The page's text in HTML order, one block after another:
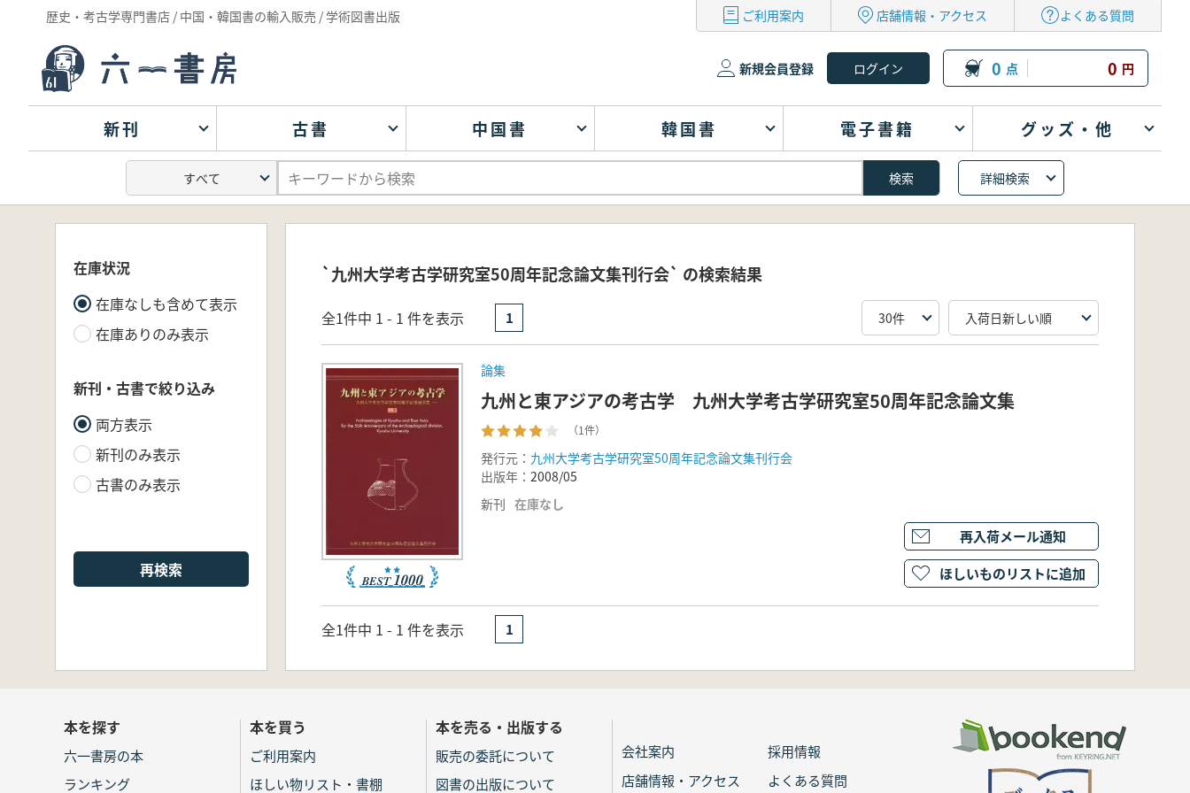
歴史・考古学専門書店 / 中国・韓国書の輸入販売 / 学術図書出版 ご利用案内 店舗情報・アクセス よくある質問
新規会員登録 0 点 0 円
新刊 古書 中国書 韓国書 電子書籍 グッズ・他
詳細検索
在庫状況
在庫なしも含めて表示
在庫ありのみ表示
新刊・古書で絞り込み
両方表示
新刊のみ表示
古書のみ表示
再検索
`九州大学考古学研究室50周年記念論文集刊行会` の検索結果
全1件中 1 - 1 件を表示 1
論集
九州と東アジアの考古学 九州大学考古学研究室50周年記念論文集
（1件）
発行元： 九州大学考古学研究室50周年記念論文集刊行会
出版年： 2008/05
新刊 在庫なし
再入荷メール通知
ほしいものリストに追加
全1件中 1 - 1 件を表示 1
本を探す
六一書房の本
ランキング
本を買う
ご利用案内
ほしい物リスト・書棚
本を売る・出版する
販売の委託について
図書の出版について
会社案内
採用情報
店舗情報・アクセス
よくある質問